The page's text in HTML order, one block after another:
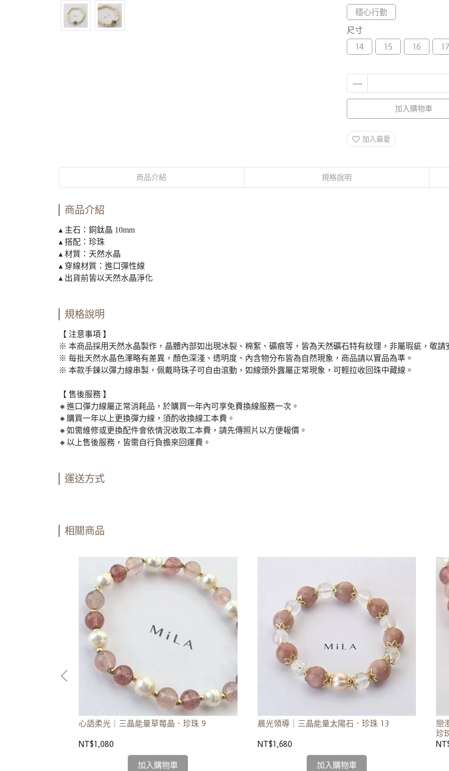
穩心行動
尺寸
14
15 16 17
加入購物車
加入最愛
商品介紹 規格說明
商品介紹
▴ 主石：銅鈦晶 10mm
▴ 搭配：珍珠
▴ 材質：天然水晶
▴ 穿線材質：進口彈性線
▴ 出貨前皆以天然水晶淨化
規格說明
【 注意事項 】
※ 本商品採用天然水晶製作，晶體內部如出現冰裂、棉絮、礦痕等，皆為天然礦石特有紋理，非屬瑕疵，敬請
※ 每批天然水晶色澤略有差異，顏色深淺、透明度、內含物分布皆為自然現象，商品請以實品為準。
※ 本款手鍊以彈力線串製，佩戴時珠子可自由滾動，如線頭外露屬正常現象，可輕拉收回珠中藏線。
【 售後服務 】
🔸進口彈力線屬正常消耗品，於購買一年內可享免費換線服務一次。
🔸購買一年以上更換彈力線，須酌收換線工本費。
🔸如需維修或更換配件會依情況收取工本費，請先傳照片以方便報價。
🔸以上售後服務，皆需自行負擔來回運費。
運送方式
相關商品
心語柔光｜三晶能量草莓晶．珍珠 9
NT$1,080
加入購物車
晨光領導｜三晶能量太陽石．珍珠 13
NT$1,680
加入購物車
戀
珍